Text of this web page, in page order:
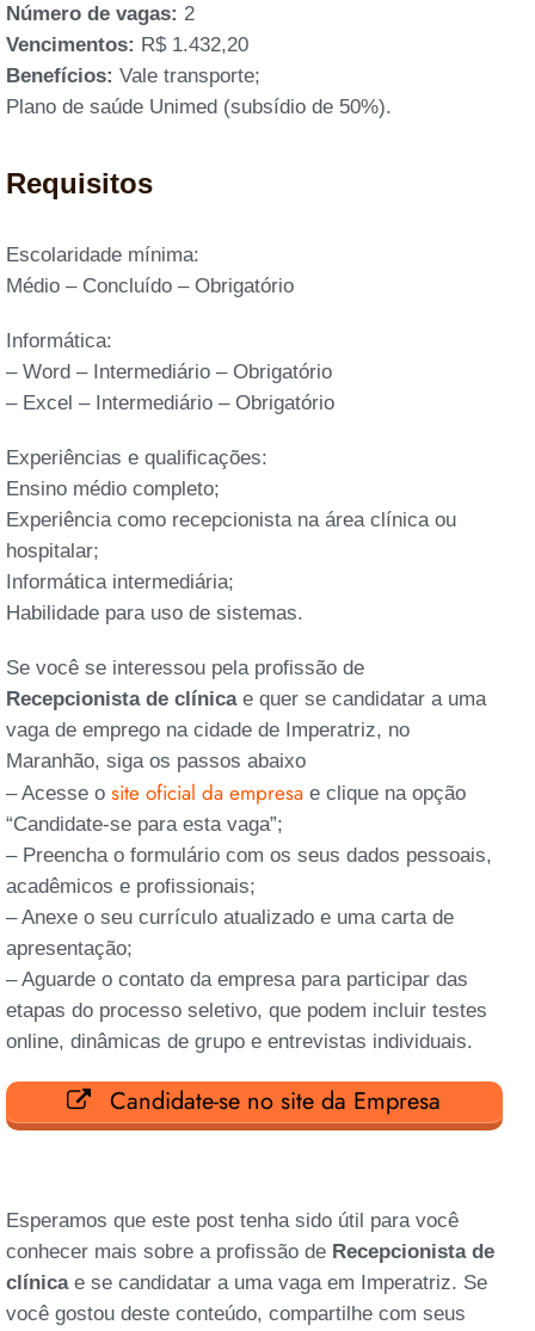
Número de vagas: 2
Vencimentos: R$ 1.432,20
Benefícios: Vale transporte;
Plano de saúde Unimed (subsídio de 50%).
Requisitos
Escolaridade mínima:
Médio – Concluído – Obrigatório
Informática:
– Word – Intermediário – Obrigatório
– Excel – Intermediário – Obrigatório
Experiências e qualificações:
Ensino médio completo;
Experiência como recepcionista na área clínica ou
hospitalar;
Informática intermediária;
Habilidade para uso de sistemas.
Se você se interessou pela profissão de
Recepcionista de clínicae quer se candidatar a uma
vaga de emprego na cidade de Imperatriz, no
Maranhão, siga os passos abaixo
– Acesse o site oficial da empresa e clique na opção
“Candidate-se para esta vaga”;
– Preencha o formulário com os seus dados pessoais,
acadêmicos e profissionais;
– Anexe o seu currículo atualizado e uma carta de
apresentação;
– Aguarde o contato da empresa para participar das
etapas do processo seletivo, que podem incluir testes
online, dinâmicas de grupo e entrevistas individuais.
Candidate-se no site da Empresa
Esperamos que este post tenha sido útil para você
conhecer mais sobre a profissão de Recepcionista de
clínicae se candidatar a uma vaga em Imperatriz. Se
você gostou deste conteúdo, compartilhe com seus